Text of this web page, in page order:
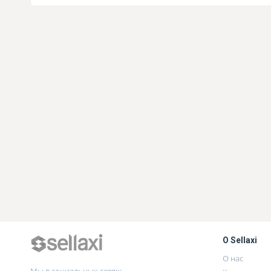
О Sellaxi
О нас